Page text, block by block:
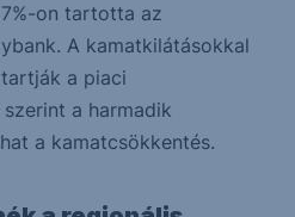
on tartotta az
A kamatkilátásokkal
a piaci
a harmadik
a kamatcsökkentés.